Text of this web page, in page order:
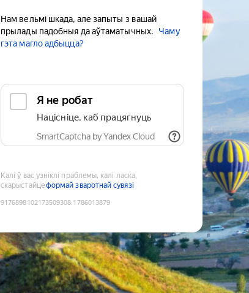
Нам вельмі шкада, але запыты з вашай
прылады падобныя да аўтаматычных.
Чаму
гэта магло адбыцца?
Я не робат
Націсніце, каб працягнуць
SmartCaptcha by Yandex Cloud
Калі ў вас узніклі праблемы, калі ласка,
скарыстайцеформай зваротнай сувязі
9176898102173509308:1786013879